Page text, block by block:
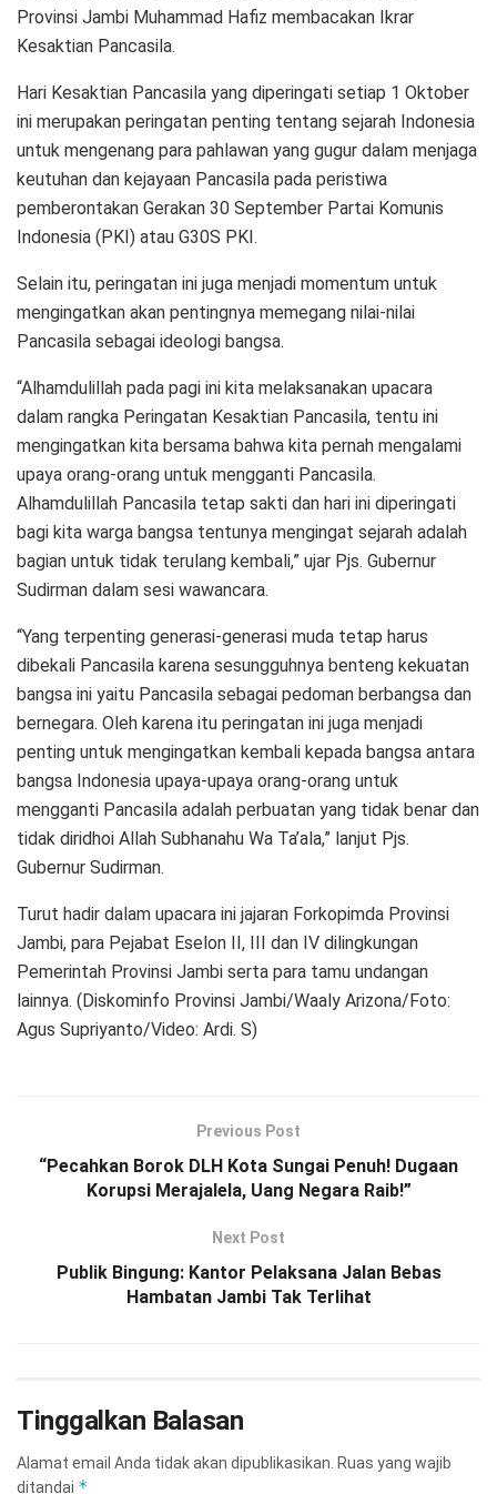
Provinsi Jambi Muhammad Hafiz membacakan Ikrar
Kesaktian Pancasila.
Hari Kesaktian Pancasila yang diperingati setiap 1 Oktober
ini merupakan peringatan penting tentang sejarah Indonesia
untuk mengenang para pahlawan yang gugur dalam menjaga
keutuhan dan kejayaan Pancasila pada peristiwa
pemberontakan Gerakan 30 September Partai Komunis
Indonesia (PKI) atau G30S PKI.
Selain itu, peringatan ini juga menjadi momentum untuk
mengingatkan akan pentingnya memegang nilai-nilai
Pancasila sebagai ideologi bangsa.
“Alhamdulillah pada pagi ini kita melaksanakan upacara
dalam rangka Peringatan Kesaktian Pancasila, tentu ini
mengingatkan kita bersama bahwa kita pernah mengalami
upaya orang-orang untuk mengganti Pancasila.
Alhamdulillah Pancasila tetap sakti dan hari ini diperingati
bagi kita warga bangsa tentunya mengingat sejarah adalah
bagian untuk tidak terulang kembali,” ujar Pjs. Gubernur
Sudirman dalam sesi wawancara.
“Yang terpenting generasi-generasi muda tetap harus
dibekali Pancasila karena sesungguhnya benteng kekuatan
bangsa ini yaitu Pancasila sebagai pedoman berbangsa dan
bernegara. Oleh karena itu peringatan ini juga menjadi
penting untuk mengingatkan kembali kepada bangsa antara
bangsa Indonesia upaya-upaya orang-orang untuk
mengganti Pancasila adalah perbuatan yang tidak benar dan
tidak diridhoi Allah Subhanahu Wa Ta’ala,” lanjut Pjs.
Gubernur Sudirman.
Turut hadir dalam upacara ini jajaran Forkopimda Provinsi
Jambi, para Pejabat Eselon II, III dan IV dilingkungan
Pemerintah Provinsi Jambi serta para tamu undangan
lainnya. (Diskominfo Provinsi Jambi/Waaly Arizona/Foto:
Agus Supriyanto/Video: Ardi. S)
Previous Post
“Pecahkan Borok DLH Kota Sungai Penuh! Dugaan
Korupsi Merajalela, Uang Negara Raib!”
Next Post
Publik Bingung: Kantor Pelaksana Jalan Bebas
Hambatan Jambi Tak Terlihat
Tinggalkan Balasan
Alamat email Anda tidak akan dipublikasikan. Ruas yang wajib
ditandai *